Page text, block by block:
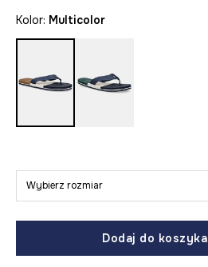
Kolor: multicolor
Wybierz rozmiar
Dodaj do koszyka